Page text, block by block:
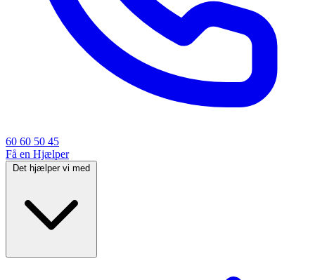
60 60 50 45
Få en Hjælper
Det hjælper vi med